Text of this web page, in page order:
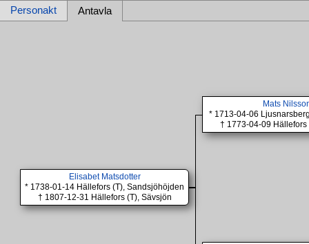
Personakt Antavla
Elisabet Matsdotter
* 1738-01-14 Hällefors (T), Sandsjöhöjden
† 1807-12-31 Hällefors (T), Sävsjön
Mats
* 1713-04-06
† 1773-04-09 Hällefors